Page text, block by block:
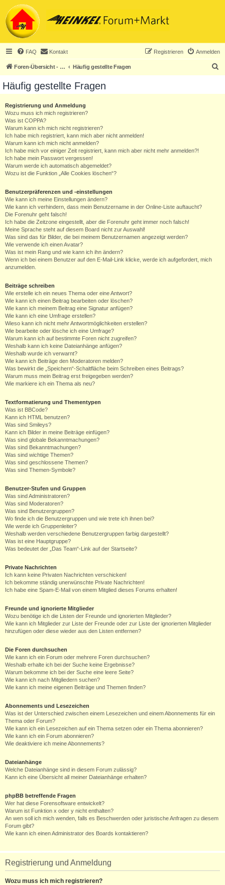
FAQ Kontakt Anmelden
Registrieren
Foren-Übersicht - ACHTUNG! Neuregistrierung nur noch für Heinkel-Club-Mitglieder! Häufig gestellte Fragen
Häufig gestellte Fragen
Registrierung und Anmeldung
Wozu muss ich mich registrieren?
Was ist COPPA?
Warum kann ich mich nicht registrieren?
Ich habe mich registriert, kann mich aber nicht anmelden!
Warum kann ich mich nicht anmelden?
Ich habe mich vor einiger Zeit registriert, kann mich aber nicht mehr anmelden?!
Ich habe mein Passwort vergessen!
Warum werde ich automatisch abgemeldet?
Wozu ist die Funktion „Alle Cookies löschen“?
Benutzerpräferenzen und -einstellungen
Wie kann ich meine Einstellungen ändern?
Wie kann ich verhindern, dass mein Benutzername in der Online-Liste auftaucht?
Die Forenuhr geht falsch!
Ich habe die Zeitzone eingestellt, aber die Forenuhr geht immer noch falsch!
Meine Sprache steht auf diesem Board nicht zur Auswahl!
Was sind das für Bilder, die bei meinem Benutzernamen angezeigt werden?
Wie verwende ich einen Avatar?
Was ist mein Rang und wie kann ich ihn ändern?
Wenn ich bei einem Benutzer auf den E-Mail-Link klicke, werde ich aufgefordert, mich
anzumelden.
Beiträge schreiben
Wie erstelle ich ein neues Thema oder eine Antwort?
Wie kann ich einen Beitrag bearbeiten oder löschen?
Wie kann ich meinem Beitrag eine Signatur anfügen?
Wie kann ich eine Umfrage erstellen?
Wieso kann ich nicht mehr Antwortmöglichkeiten erstellen?
Wie bearbeite oder lösche ich eine Umfrage?
Warum kann ich auf bestimmte Foren nicht zugreifen?
Weshalb kann ich keine Dateianhänge anfügen?
Weshalb wurde ich verwarnt?
Wie kann ich Beiträge den Moderatoren melden?
Was bewirkt die „Speichern“-Schaltfläche beim Schreiben eines Beitrags?
Warum muss mein Beitrag erst freigegeben werden?
Wie markiere ich ein Thema als neu?
Textformatierung und Thementypen
Was ist BBCode?
Kann ich HTML benutzen?
Was sind Smileys?
Kann ich Bilder in meine Beiträge einfügen?
Was sind globale Bekanntmachungen?
Was sind Bekanntmachungen?
Was sind wichtige Themen?
Was sind geschlossene Themen?
Was sind Themen-Symbole?
Benutzer-Stufen und Gruppen
Was sind Administratoren?
Was sind Moderatoren?
Was sind Benutzergruppen?
Wo finde ich die Benutzergruppen und wie trete ich ihnen bei?
Wie werde ich Gruppenleiter?
Weshalb werden verschiedene Benutzergruppen farbig dargestellt?
Was ist eine Hauptgruppe?
Was bedeutet der „Das Team“-Link auf der Startseite?
Private Nachrichten
Ich kann keine Privaten Nachrichten verschicken!
Ich bekomme ständig unerwünschte Private Nachrichten!
Ich habe eine Spam-E-Mail von einem Mitglied dieses Forums erhalten!
Freunde und ignorierte Mitglieder
Wozu benötige ich die Listen der Freunde und ignorierten Mitglieder?
Wie kann ich Mitglieder zur Liste der Freunde oder zur Liste der ignorierten Mitglieder
hinzufügen oder diese wieder aus den Listen entfernen?
Die Foren durchsuchen
Wie kann ich ein Forum oder mehrere Foren durchsuchen?
Weshalb erhalte ich bei der Suche keine Ergebnisse?
Warum bekomme ich bei der Suche eine leere Seite?
Wie kann ich nach Mitgliedern suchen?
Wie kann ich meine eigenen Beiträge und Themen finden?
Abonnements und Lesezeichen
Was ist der Unterschied zwischen einem Lesezeichen und einem Abonnements für ein
Thema oder Forum?
Wie kann ich ein Lesezeichen auf ein Thema setzen oder ein Thema abonnieren?
Wie kann ich ein Forum abonnieren?
Wie deaktiviere ich meine Abonnements?
Dateianhänge
Welche Dateianhänge sind in diesem Forum zulässig?
Kann ich eine Übersicht all meiner Dateianhänge erhalten?
phpBB betreffende Fragen
Wer hat diese Forensoftware entwickelt?
Warum ist Funktion x oder y nicht enthalten?
An wen soll ich mich wenden, falls es Beschwerden oder juristische Anfragen zu diesem
Forum gibt?
Wie kann ich einen Administrator des Boards kontaktieren?
Registrierung und Anmeldung
Wozu muss ich mich registrieren?